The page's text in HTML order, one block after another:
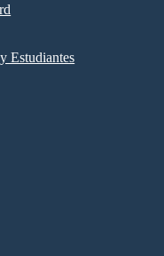
Estudiantes